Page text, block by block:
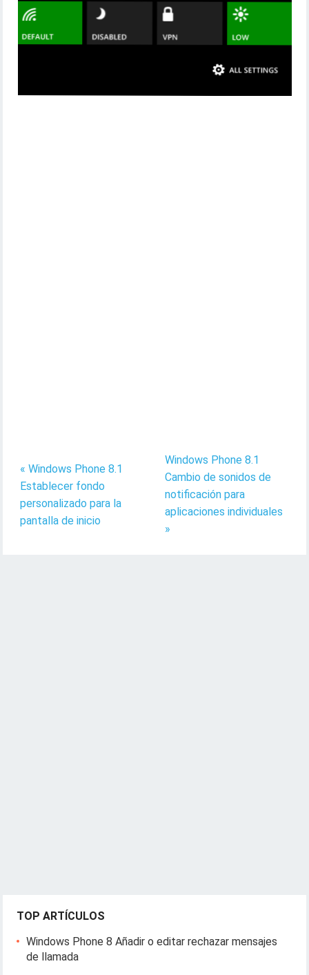
« Windows Phone 8.1
Establecer fondo
personalizado para la
pantalla de inicio
Windows Phone 8.1
Cambio de sonidos de
notificación para
aplicaciones individuales
»
TOP ARTÍCULOS
Windows Phone 8 Añadir o editar rechazar mensajes
de llamada